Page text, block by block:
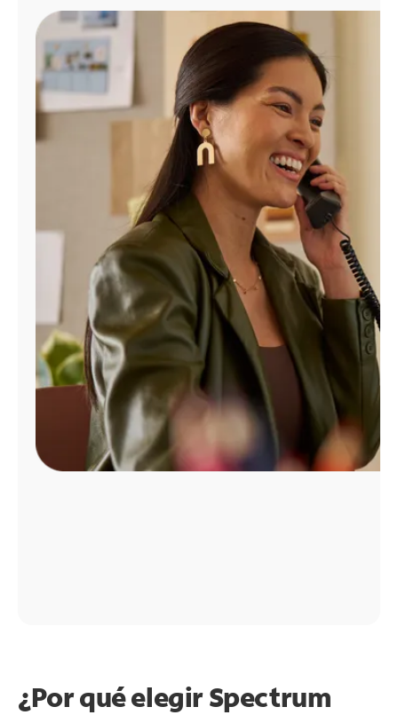
Administrar
cuenta
Encuentra
tienda
¿Por qué elegir Spectrum